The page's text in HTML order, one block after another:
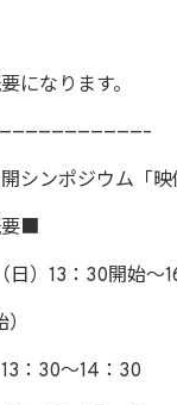
になります。
シンポジウム「
要■
日）13：30開始～
30～14：30